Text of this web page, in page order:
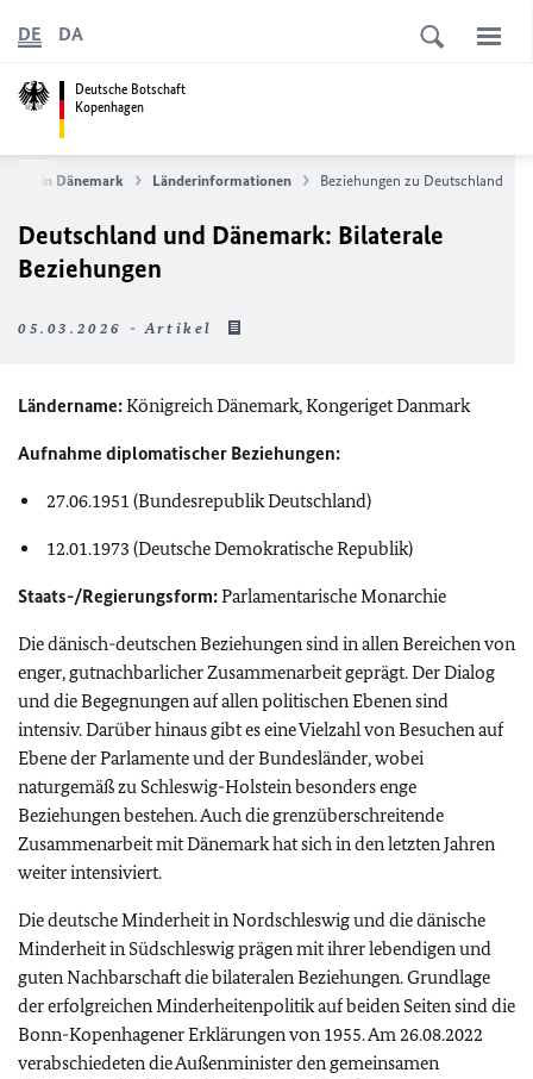
Deutsche Botschaft
Kopenhagen
DE DA
in Dänemark Länderinformationen Beziehungen zu Deutschland
Deutschland und Dänemark: Bilaterale
Beziehungen
05.03.2026 - Artikel
Ländername:Königreich Dänemark, Kongeriget Danmark
Aufnahme diplomatischer Beziehungen:
27.06.1951 (Bundesrepublik Deutschland)
12.01.1973 (Deutsche Demokratische Republik)
Staats-/Regierungsform:Parlamentarische Monarchie
Die dänisch-deutschen Beziehungen sind in allen Bereichen von
enger, gutnachbarlicher Zusammenarbeit geprägt. Der Dialog
und die Begegnungen auf allen politischen Ebenen sind
intensiv. Darüber hinaus gibt es eine Vielzahl von Besuchen auf
Ebene der Parlamente und der Bundesländer, wobei
naturgemäß zu Schleswig-Holstein besonders enge
Beziehungen bestehen. Auch die grenzüberschreitende
Zusammenarbeit mit Dänemark hat sich in den letzten Jahren
weiter intensiviert.
Die deutsche Minderheit in Nordschleswig und die dänische
Minderheit in Südschleswig prägen mit ihrer lebendigen und
guten Nachbarschaft die bilateralen Beziehungen. Grundlage
der erfolgreichen Minderheitenpolitik auf beiden Seiten sind die
Bonn-Kopenhagener Erklärungen von 1955. Am 26.08.2022
verabschiedeten die Außenminister den gemeinsamen